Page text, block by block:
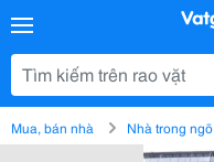
Mua, bán nhà Nhà trong ngõ